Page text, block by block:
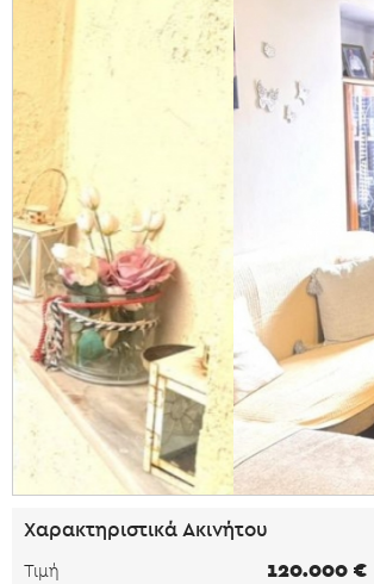
Χαρακτηριστικά Ακινήτου
Τιμή 120.000 €